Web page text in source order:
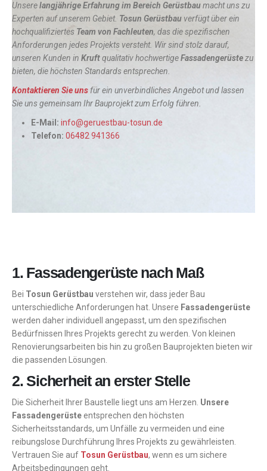
Unserelangjährige Erfahrung im Bereich Gerüstbaumacht uns zu
Experten auf unserem Gebiet. Tosun Gerüstbau verfügt über ein
hochqualifiziertes Team von Fachleuten, das die spezifischen
Anforderungen jedes Projekts versteht. Wir sind stolz darauf,
unseren Kunden in Kruftqualitativ hochwertigeFassadengerüstezu
bieten, die höchsten Standards entsprechen.
Kontaktieren Sie uns für ein unverbindliches Angebot und lassen
Sie uns gemeinsam Ihr Bauprojekt zum Erfolg führen.
E-Mail: info@geruestbau-tosun.de
Telefon: 06482 941366
1. Fassadengerüste nach Maß
Bei Tosun Gerüstbau verstehen wir, dass jeder Bau
unterschiedliche Anforderungen hat. Unsere Fassadengerüste
werden daher individuell angepasst, um den spezifischen
Bedürfnissen Ihres Projekts gerecht zu werden. Von kleinen
Renovierungsarbeiten bis hin zu großen Bauprojekten bieten wir
die passenden Lösungen.
2. Sicherheit an erster Stelle
Die Sicherheit Ihrer Baustelle liegt uns am Herzen. Unsere
Fassadengerüsteentsprechen den höchsten
Sicherheitsstandards, um Unfälle zu vermeiden und eine
reibungslose Durchführung Ihres Projekts zu gewährleisten.
Vertrauen Sie auf Tosun Gerüstbau, wenn es um sichere
Arbeitsbedingungen geht.